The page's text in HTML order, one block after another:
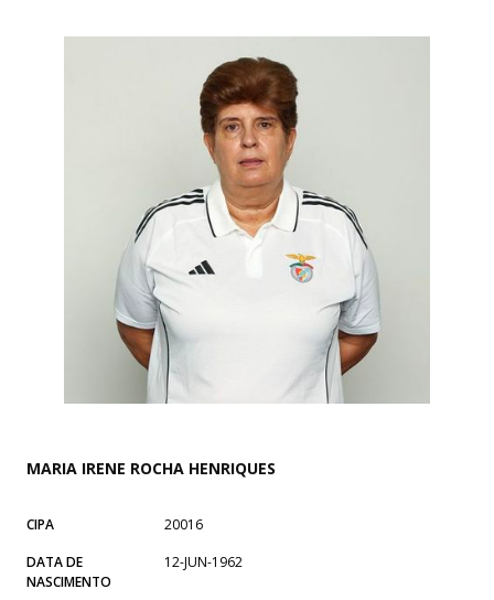
MARIA IRENE ROCHA HENRIQUES
CIPA
20016
DATA DE
NASCIMENTO
12-JUN-1962